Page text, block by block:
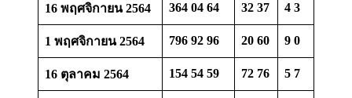
16 พฤศจิกายน 2564 364 04 64 32 37 4 3
1 พฤศจิกายน 2564 796 92 96 20 60 9 0
16 ตุลาคม 2564 154 54 59 72 76 5 7